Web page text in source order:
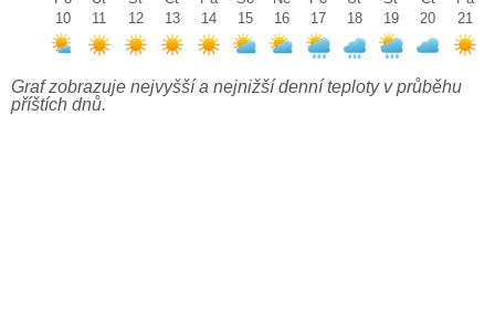
10
11
12
13
14
15
16
17
18
19
20
21
Graf zobrazuje nejvyšší a nejnižší denní teploty v průběhu
příštích dnů.